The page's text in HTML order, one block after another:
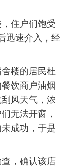
教育
住户们饱受
迅速介入，经
楼的居民杜
饮商户油烟
风天气，浓
无法开窗，
成功，于是
，确认该店